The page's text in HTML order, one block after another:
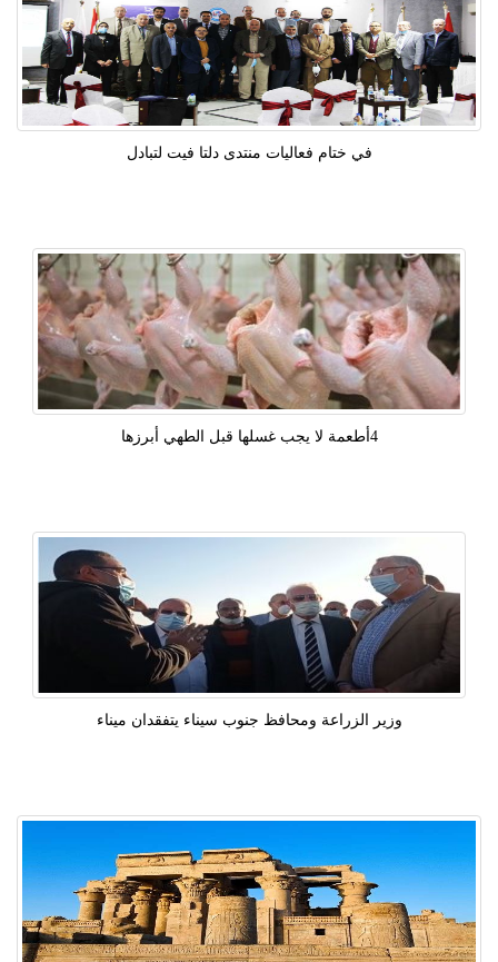
في ختام فعاليات منتدى دلتا فيت لتبادل
4أطعمة لا يجب غسلها قبل الطهي أبرزها
وزير الزراعة ومحافظ جنوب سيناء يتفقدان ميناء